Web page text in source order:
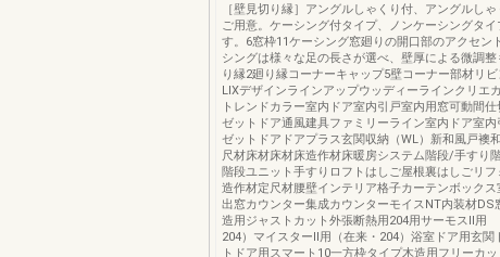
［壁見切り縁］アングルしゃくり付、アングルし
ご用意。ケーシング付タイプ、ノンケーシングタイ
す。6窓枠11ケーシング窓廻りの開口部のアクセン
シングは様々な足の長さが選べ、壁厚による微調整
り縁2廻り縁コーナーキャップ5壁コーナー部材リ
LIXデザインラインアップウッディーラインクリエ
トレンドカラー室内ドア室内引戸室内用窓可動間仕
ゼットドア通風建具ファミリーライン室内ドア室内
ゼットドアドアプラス玄関収納（WL）新和風戸襖
尺材床材床材床造作材床暖房システム階段/手すり
階段ユニット手すりロフトはしご屋根裏はしごリフ
造作材定尺材腰壁インテリア格子カーテンボックス
出窓カウンター集成カウンターモイスNT内装材DS
造用ジャストカット外張断熱用204用サーモスⅡ用
204）マイスターⅡ用（在来・204）浴室ドア用玄関
トドア用スマート10一方枠タイプ木造用フリーカ